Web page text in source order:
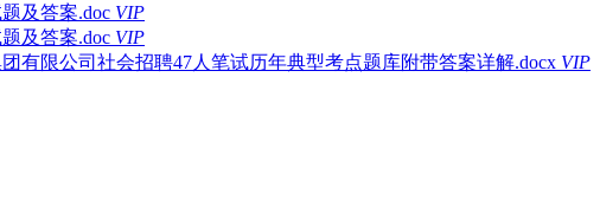
及答案.doc VIP
及答案.doc VIP
有限公司社会招聘47人笔试历年典型考点题库附带答案详解.docx VIP